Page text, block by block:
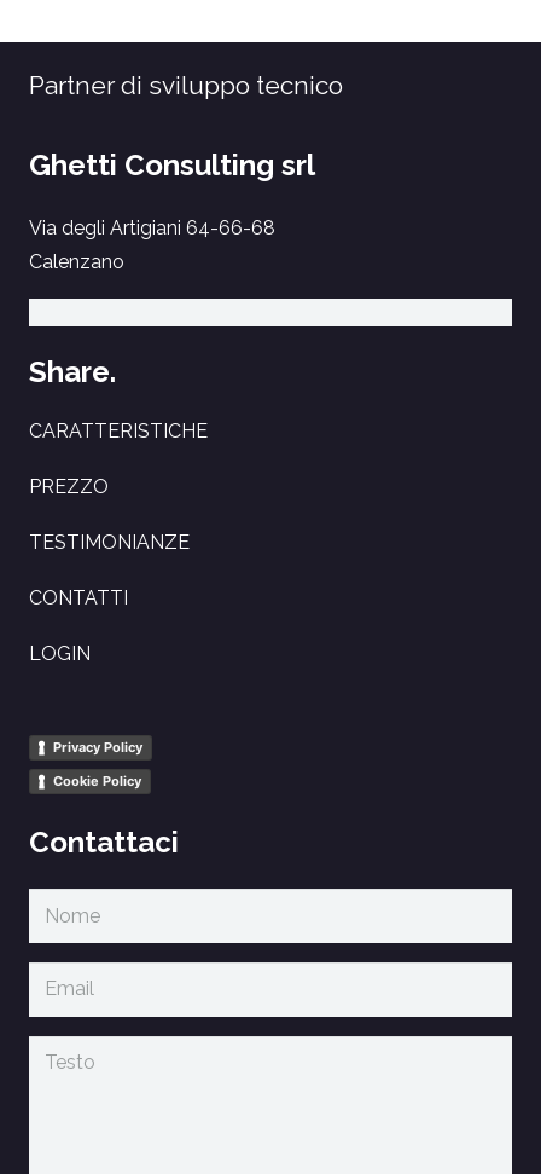
Partner di sviluppo tecnico
Ghetti Consulting srl
Via degli Artigiani 64-66-68
Calenzano
Share.
CARATTERISTICHE
PREZZO
TESTIMONIANZE
CONTATTI
LOGIN
Privacy Policy
Cookie Policy
Contattaci